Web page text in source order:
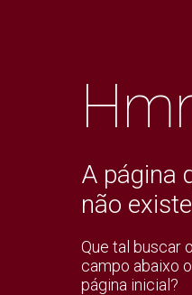
A página
não
Que tal buscar
campo abaixo
página inicial?